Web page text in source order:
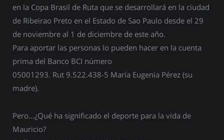
en la Copa Brasil de Ruta que se desarrollará en la ciudad
de Ribeirao Preto en el Estado de Sao Paulo desde el 29
de noviembre al 1 de diciembre de este año.
Para aportar las personas lo pueden hacer en la cuenta
prima del Banco BCI número
05001293. Rut 9.522.438-5 María Eugenia Pérez (su
madre).
Pero…¿Qué ha significado el deporte para la vida de
Mauricio?